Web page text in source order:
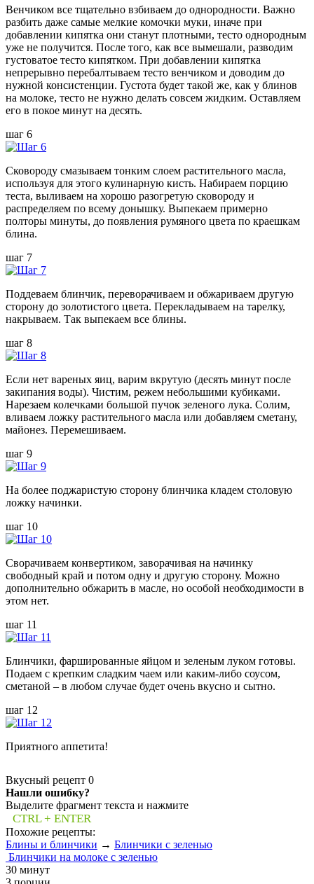
Венчиком все тщательно взбиваем до однородности. Важно
разбить даже самые мелкие комочки муки, иначе при
добавлении кипятка они станут плотными, тесто однородным
уже не получится. После того, как все вымешали, разводим
густоватое тесто кипятком. При добавлении кипятка
непрерывно перебалтываем тесто венчиком и доводим до
нужной консистенции. Густота будет такой же, как у блинов
на молоке, тесто не нужно делать совсем жидким. Оставляем
его в покое минут на десять.
шаг 6
Сковороду смазываем тонким слоем растительного масла,
используя для этого кулинарную кисть. Набираем порцию
теста, выливаем на хорошо разогретую сковороду и
распределяем по всему донышку. Выпекаем примерно
полторы минуты, до появления румяного цвета по краешкам
блина.
шаг 7
Поддеваем блинчик, переворачиваем и обжариваем другую
сторону до золотистого цвета. Перекладываем на тарелку,
накрываем. Так выпекаем все блины.
шаг 8
Если нет вареных яиц, варим вкрутую (десять минут после
закипания воды). Чистим, режем небольшими кубиками.
Нарезаем колечками большой пучок зеленого лука. Солим,
вливаем ложку растительного масла или добавляем сметану,
майонез. Перемешиваем.
шаг 9
На более поджаристую сторону блинчика кладем столовую
ложку начинки.
шаг 10
Сворачиваем конвертиком, заворачивая на начинку
свободный край и потом одну и другую сторону. Можно
дополнительно обжарить в масле, но особой необходимости в
этом нет.
шаг 11
Блинчики, фаршированные яйцом и зеленым луком готовы.
Подаем с крепким сладким чаем или каким-либо соусом,
сметаной – в любом случае будет очень вкусно и сытно.
шаг 12
Приятного аппетита!
Вкусный рецепт 0
Нашли ошибку?
Выделите фрагмент текста и нажмите
CTRL + ENTER
Похожие рецепты:
Блины и блинчики → Блинчики с зеленью
Блинчики на молоке с зеленью
30 минут